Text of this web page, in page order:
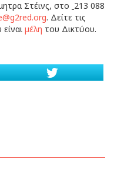
Στέινς, στο 213 088
. Δείτε τις
μέλη του Δικτύου.